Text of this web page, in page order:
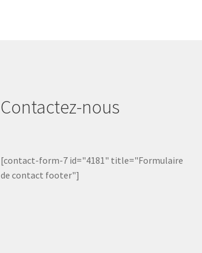
Contactez-nous
[contact-form-7 id="4181" title="Formulaire
de contact footer"]